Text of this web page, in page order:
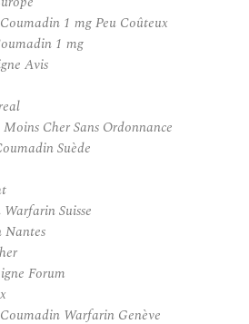
1 mg Peu Coûteux
1 mg
Avis
Cher Sans Ordonnance
Suède
Suisse
Nantes
Forum
Warfarin Genève